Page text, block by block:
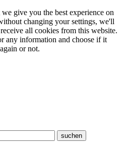
give you the best experience on
changing your settings, we'll
all cookies from this website.
any information and choose if it
or not.
suchen